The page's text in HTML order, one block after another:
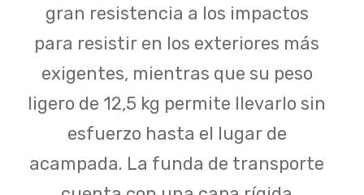
gran resistencia a los impactos
para resistir en los exteriores más
exigentes, mientras que su peso
ligero de 12,5 kg permite llevarlo sin
esfuerzo hasta el lugar de
acampada. La funda de transporte